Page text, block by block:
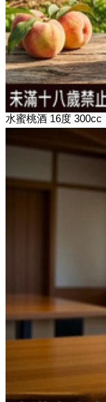
水蜜桃酒 16度 300cc